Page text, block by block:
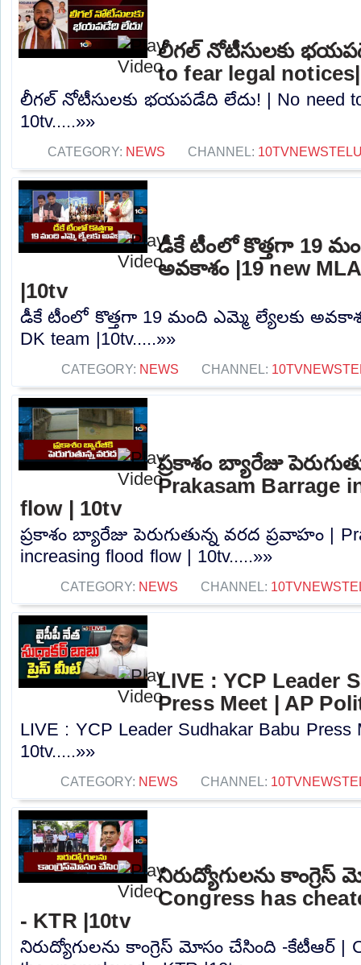
లీగల్ నోటీసులకు
to fear legal
లీగల్ నోటీసులకు భయపడేది లేదు! | No need to
10tv.....»»
CATEGORY: NEWS CHANNEL:
డీకే టీంలో కొత్తగా 19
అవకాశం |19 new
|10tv
డీకే టీంలో కొత్తగా 19 మంది ఎమ్మె ల్యేలకు
DK team |10tv.....»»
CATEGORY: NEWS CHANNEL:
ప్రకాశం బ్యారేజు
Prakasam Barrage
flow | 10tv
ప్రకాశం బ్యారేజు పెరుగుతున్న వరద ప్రవాహం |
increasing flood flow | 10tv.....»»
CATEGORY: NEWS CHANNEL:
LIVE : YCP Leader
Press Meet | AP
LIVE : YCP Leader Sudhakar Babu Press
10tv.....»»
CATEGORY: NEWS CHANNEL:
నిరుద్యోగులను
Congress has
- KTR |10tv
నిరుద్యోగులను కాంగ్రెస్ మోసం చేసింది -కేటీఆర్ |